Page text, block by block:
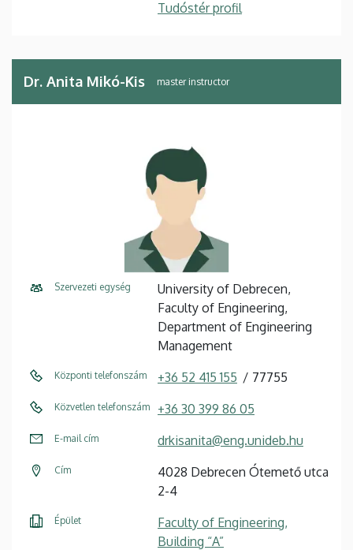
Tudóstér profil
Dr. Anita Mikó-Kis master instructor
Szervezeti egység
University of Debrecen,
Faculty of Engineering,
Department of Engineering
Management
Központi telefonszám +36 52 415 155 77755
Közvetlen telefonszám +36 30 399 86 05
E-mail cím drkisanita@eng.unideb.hu
Cím
4028 Debrecen Ótemető utca
2-4
Épület
Faculty of Engineering,
Building “A”